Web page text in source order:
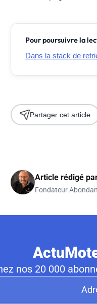
Pour poursuivre la
Dans la stack de
Partager cet article
Article rédigé
Fondateur
nos 20 000